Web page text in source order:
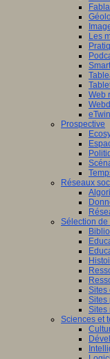
Les
Web
Prospective
Réseaux
Sélection de
Sites
Sites
Sites
Sciences et